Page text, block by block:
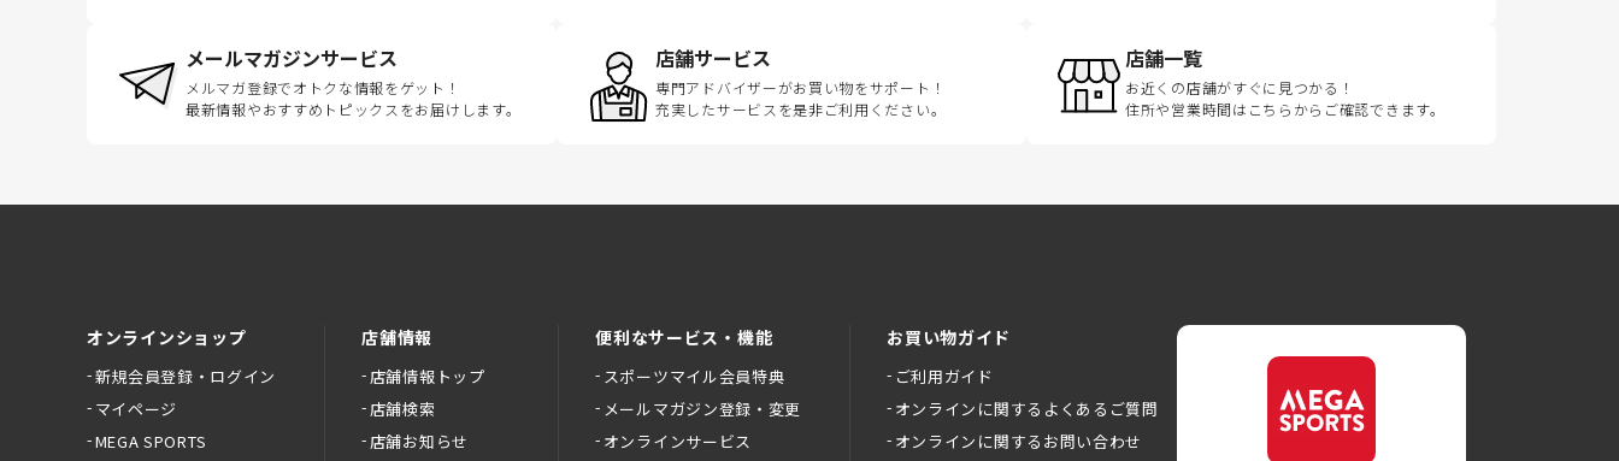
メールマガジンサービス
メルマガ登録でオトクな情報をゲット！
最新情報やおすすめトピックスをお届けします。
店舗サービス
専門アドバイザーがお買い物をサポート！
充実したサービスを是非ご利用ください。
店舗一覧
お近くの店舗がすぐに見つかる！
住所や営業時間はこちらからご確認できます。
オンラインショップ
新規会員登録・ログイン
マイページ
MEGA SPORTS
店舗情報
店舗情報トップ
店舗検索
店舗お知らせ
便利なサービス・機能
スポーツマイル会員特典
メールマガジン登録・変更
オンラインサービス
お買い物ガイド
ご利用ガイド
オンラインに関するよくあるご質問
オンラインに関するお問い合わせ